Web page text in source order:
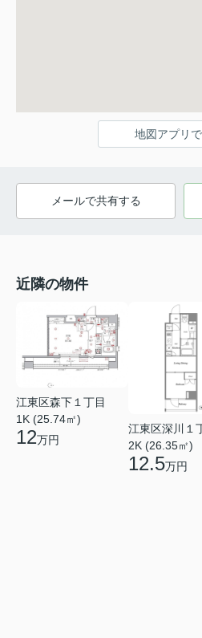
地図アプリ
メールで共有する
近隣の物件
江東区森下１丁目
1K (25.74㎡)
12万円
江東区深川１
2K (26.35㎡)
12.5万円